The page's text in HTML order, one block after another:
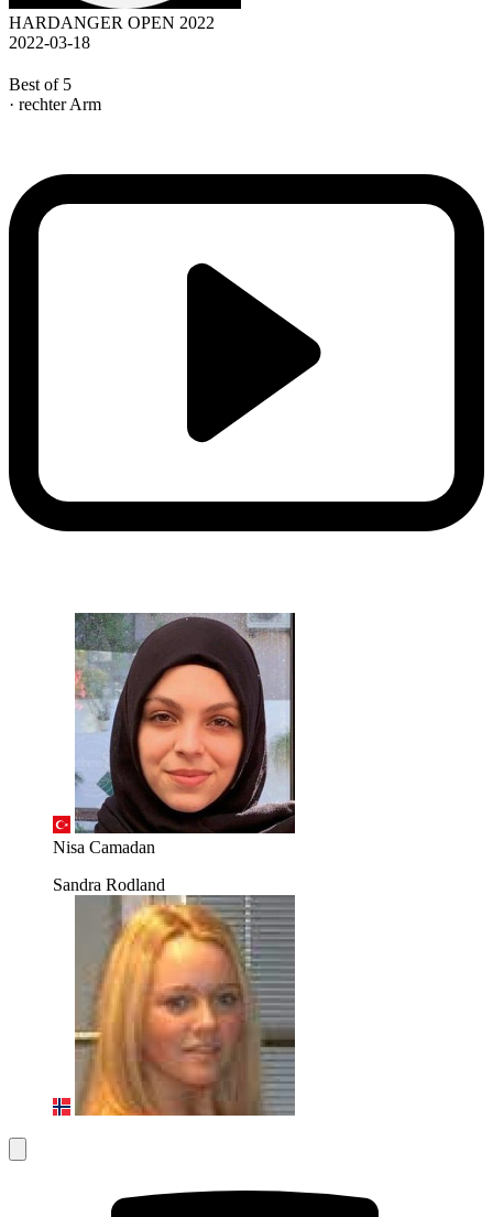
HARDANGER OPEN 2022
2022-03-18
Best of 5
· rechter Arm
Nisa Camadan
Sandra Rodland